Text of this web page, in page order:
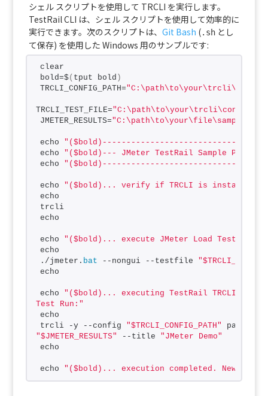
シェル スクリプトを使用して TRCLI を実行します。
TestRail CLI は、シェル スクリプトを使用して効率的に
実行できます。次のスクリプトは、 Git Bash (.sh とし
て保存) を使用した Windows 用のサンプルです:
clear
bold=$( tput bold )
TRCLI_CONFIG_PATH=
TRCLI_TEST_FILE=
JMETER_RESULTS=
echo
echo "($bold)--- JMeter TestRail Sample
echo
echo "($bold)... verify if TRCLI is installed:"
echo
trcli
echo
echo "($bold)... execute JMeter Load Test:"
echo
./jmeter. bat --nongui --testfile
echo
echo "($bold)... executing TestRail TRCLI to
Test Run:"
echo
trcli -y --config "$TRCLI_CONFIG_PATH"
"$JMETER_RESULTS"
--title "JMeter Demo"
echo
echo "($bold)... execution completed. New Test